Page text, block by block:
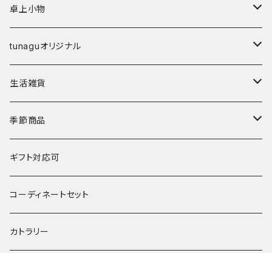
弁当箱
その他
鉢
鉢･ボウル
碗
丼
湯呑･カップ
鍋
その他
カップ
鉢
卓上小物
箸
箸置き
tunaguオリジナル
マングローブ
霞仙（KASEN）
春窯
生活雑貨
陶玉
季節商品
夏
水うちわ
浮き玉
冬
ギフト対応可
コーディネートセット
カトラリー